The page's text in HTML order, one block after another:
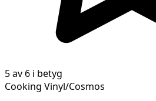
5 av 6 i betyg
Cooking Vinyl/Cosmos